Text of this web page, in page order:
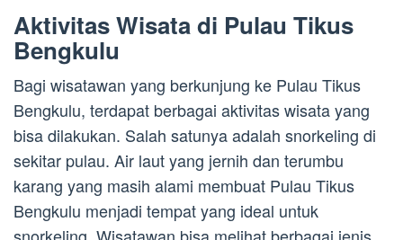
Aktivitas Wisata di Pulau Tikus
Bengkulu
Bagi wisatawan yang berkunjung ke Pulau Tikus
Bengkulu, terdapat berbagai aktivitas wisata yang
bisa dilakukan. Salah satunya adalah snorkeling di
sekitar pulau. Air laut yang jernih dan terumbu
karang yang masih alami membuat Pulau Tikus
Bengkulu menjadi tempat yang ideal untuk